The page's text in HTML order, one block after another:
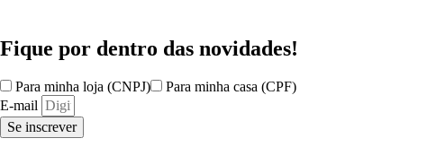
Fique por dentro das novidades!
Para minha loja (CNPJ)
Para minha casa (CPF)
E-mail
Se inscrever